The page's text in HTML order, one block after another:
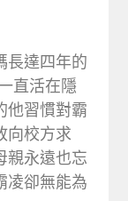
長達四年的
直活在隱
他習慣對霸
向校方求
親永遠也忘
凌卻無能為